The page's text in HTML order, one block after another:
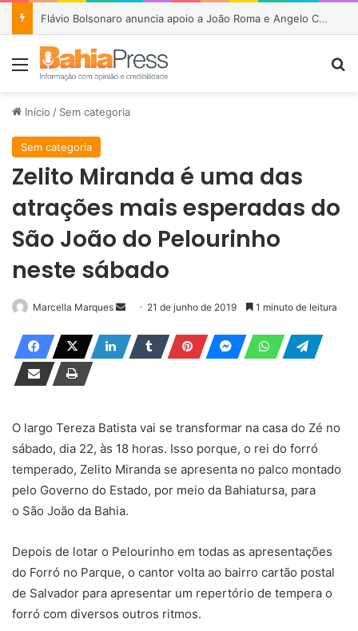
Flávio Bolsonaro anuncia apoio a João Roma e Angelo Coronel na disputa pelo Senado na Bahia
Menu
Início / Sem categoria
Sem categoria
Zelito Miranda é uma das
atrações mais esperadas do
São João do Pelourinho
neste sábado
Marcella Marques
n
m
e
a
i
21 de junho de 2019 1 minuto de leitura
O largo Tereza Batista vai se transformar na casa do Zé no
sábado, dia 22, às 18 horas. Isso porque, o rei do forró
temperado, Zelito Miranda se apresenta no palco montado
pelo Governo do Estado, por meio da Bahiatursa, para
o São João da Bahia.
Depois de lotar o Pelourinho em todas as apresentações
do Forró no Parque, o cantor volta ao bairro cartão postal
de Salvador para apresentar um repertório de tempera o
forró com diversos outros ritmos.